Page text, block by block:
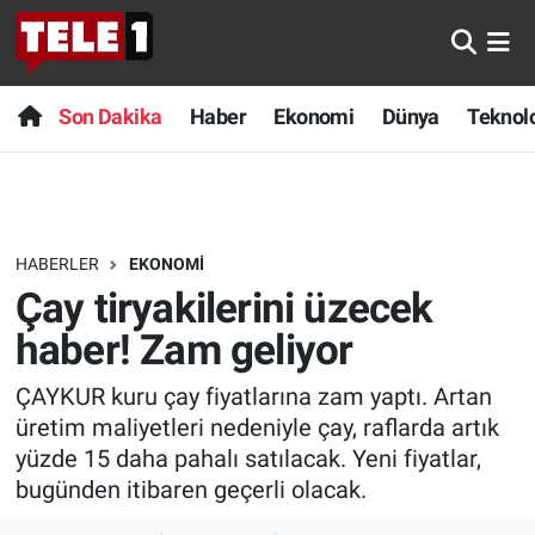
Son Dakika Haber Ekonomi Dünya
HABERLER EKONOMI
Çay tiryakilerini üzecek
haber! Zam geliyor
ÇAYKUR kuru çay fiyatlarına zam yaptı. Artan
üretim maliyetleri nedeniyle çay, raflarda artık
yüzde 15 daha pahalı satılacak. Yeni fiyatlar,
bugünden itibaren geçerli olacak.
Anında Manşet
Başka Sohbetler
Bilim turu
Bilim ve Teknoloji Evreni
Doğa Konuşuyor
Dünya
Son Dakika
Haber
Dünya
Teknoloji
Sağlık
Spor
Nöbetçi Eczaneler
Hava Durumu
Trafik Durumu
Süper Lig Puan Durumu ve Fikstür
Tüm Manşetler
Son Dakika Haberleri